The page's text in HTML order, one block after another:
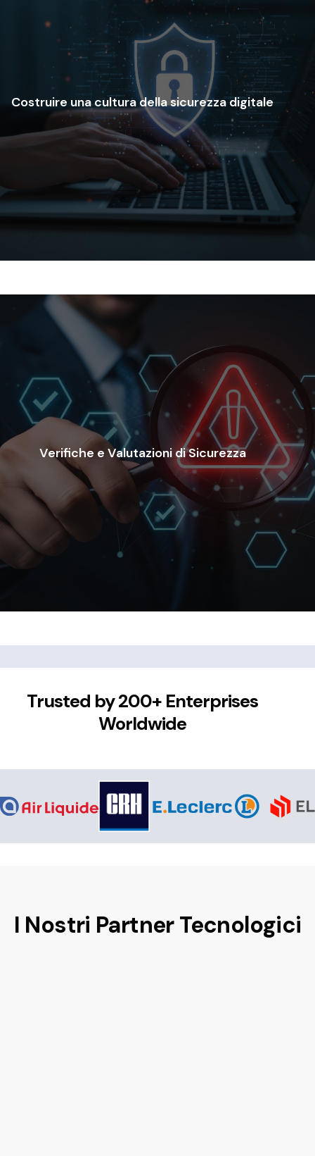
Costruire una cultura della sicurezza digitale
Progettiamo programmi di sensibilizzazione su misura
che trasformano i tuoi dipendenti nella prima linea di
difesa, riducendo l'errore umano e integrando la
sicurezza nelle pratiche aziendali quotidiane.
Verifiche e Valutazioni di Sicurezza
Revevol conduce valutazioni di sicurezza complete
che identificano le vulnerabilità, misurano la
conformità e forniscono raccomandazioni attuabili
per rafforzare le tue difese digitali.
Trusted by 200+ Enterprises
Worldwide
I Nostri Partner Tecnologici